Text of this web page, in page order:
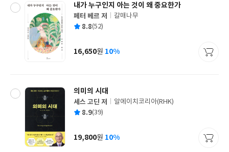
내가 누구인지 아는 것이 왜 중요한가
글
쓴
페터 베르 저
출
사
갈매나무
평 8.8(52)
가
16,650원 10%
의미의 시대
글
쓴
세스 고딘 저
출
사
알에이치코리아(RHK)
평 8.9(39)
가
19,800원 10%